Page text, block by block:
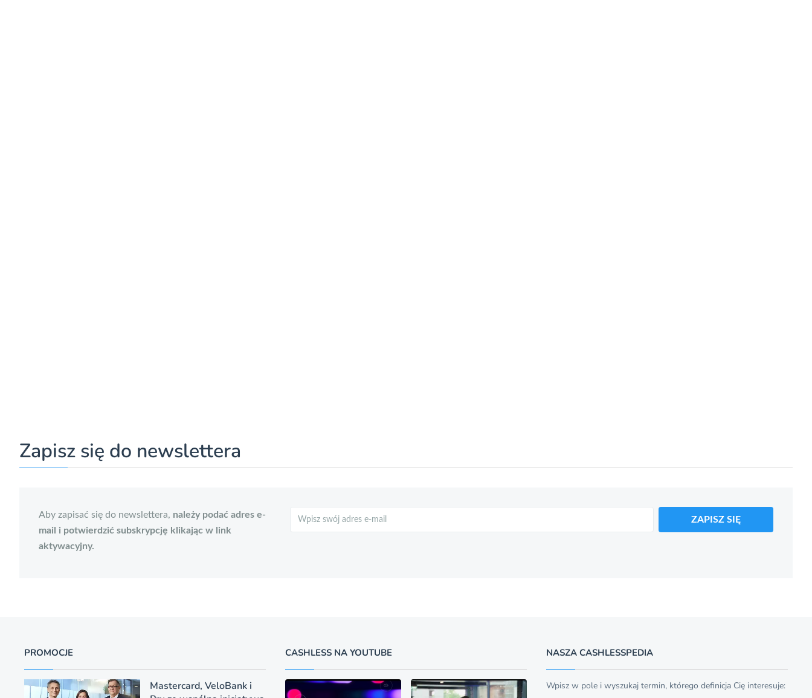
Zapisz się do newslettera
Aby zapisać się do newslettera, należy podać adres e-
mail i potwierdzić subskrypcję klikając w link
aktywacyjny.
ZAPISZ SIĘ
PROMOCJE
Mastercard, VeloBank i
CASHLESS NA YOUTUBE NASZA CASHLESSPEDIA
Wpisz w pole i wyszukaj termin, którego definicja Cię interesuje: